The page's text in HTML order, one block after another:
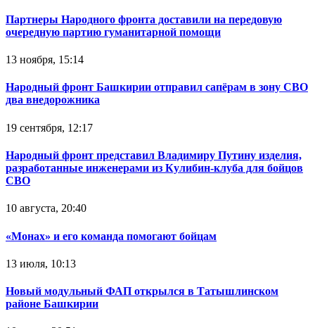
Партнеры Народного фронта доставили на передовую
очередную партию гуманитарной помощи
13 ноября, 15:14
Народный фронт Башкирии отправил сапёрам в зону СВО
два внедорожника
19 сентября, 12:17
Народный фронт представил Владимиру Путину изделия,
разработанные инженерами из Кулибин-клуба для бойцов
СВО
10 августа, 20:40
«Монах» и его команда помогают бойцам
13 июля, 10:13
Новый модульный ФАП открылся в Татышлинском
районе Башкирии